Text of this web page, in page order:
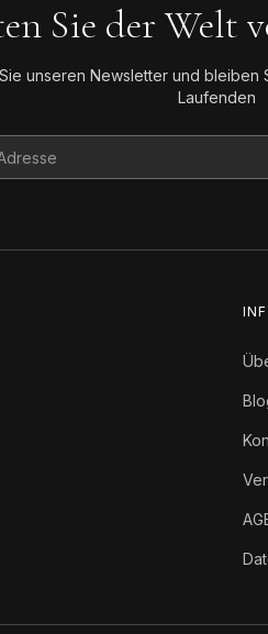
Sie der Welt
unseren Newsletter und bleiben
Laufenden